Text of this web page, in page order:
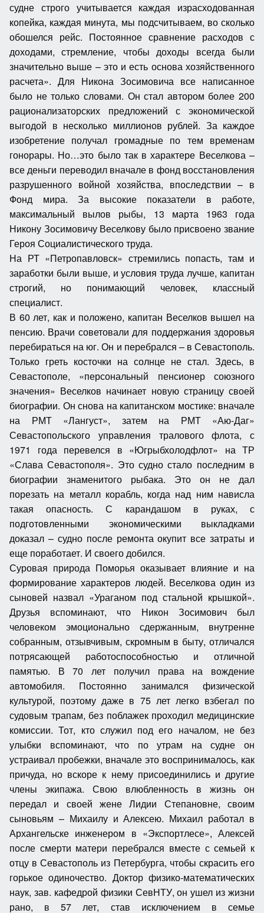
судне строго учитывается каждая израсходованная
копейка, каждая минута, мы подсчитываем, во сколько
обошелся рейс. Постоянное сравнение расходов с
доходами, стремление, чтобы доходы всегда были
значительно выше – это и есть основа хозяйственного
расчета». Для Никона Зосимовича все написанное
было не только словами. Он стал автором более 200
рационализаторских предложений с экономической
выгодой в несколько миллионов рублей. За каждое
изобретение получал громадные по тем временам
гонорары. Но…это было так в характере Веселкова –
все деньги переводил вначале в фонд восстановления
разрушенного войной хозяйства, впоследствии – в
Фонд мира. За высокие показатели в работе,
максимальный вылов рыбы, 13 марта 1963 года
Никону Зосимовичу Веселкову было присвоено звание
Героя Социалистического труда.
На РТ «Петропавловск» стремились попасть, там и
заработки были выше, и условия труда лучше, капитан
строгий, но понимающий человек, классный
специалист.
В 60 лет, как и положено, капитан Веселков вышел на
пенсию. Врачи советовали для поддержания здоровья
перебираться на юг. Он и перебрался – в Севастополь.
Только греть косточки на солнце не стал. Здесь, в
Севастополе, «персональный пенсионер союзного
значения» Веселков начинает новую страницу своей
биографии. Он снова на капитанском мостике: вначале
на РМТ «Лангуст», затем на РМТ «Аю-Даг»
Севастопольского управления тралового флота, с
1971 года перевелся в «Югрыбхолодфлот» на ТР
«Слава Севастополя». Это судно стало последним в
биографии знаменитого рыбака. Это он не дал
порезать на металл корабль, когда над ним нависла
такая опасность. С карандашом в руках, с
подготовленными экономическими выкладками
доказал – судно после ремонта окупит все затраты и
еще поработает. И своего добился.
Суровая природа Поморья оказывает влияние и на
формирование характеров людей. Веселкова один из
сыновей назвал «Ураганом под стальной крышкой».
Друзья вспоминают, что Никон Зосимович был
человеком эмоционально сдержанным, внутренне
собранным, отзывчивым, скромным в быту, отличался
потрясающей работоспособностью и отличной
памятью. В 70 лет получил права на вождение
автомобиля. Постоянно занимался физической
культурой, поэтому даже в 75 лет легко взбегал по
судовым трапам, без поблажек проходил медицинские
комиссии. Тот, кто служил под его началом, не без
улыбки вспоминают, что по утрам на судне он
устраивал пробежки, вначале это воспринималось, как
причуда, но вскоре к нему присоединились и другие
члены экипажа. Свою влюбленность в жизнь он
передал и своей жене Лидии Степановне, своим
сыновьям – Михаилу и Алексею. Михаил работал в
Архангельске инженером в «Экспортлесе», Алексей
после смерти матери перебрался вместе с семьей к
отцу в Севастополь из Петербурга, чтобы скрасить его
горькое одиночество. Доктор физико-математических
наук, зав. кафедрой физики СевНТУ, он ушел из жизни
рано, в 57 лет, став исключением в семье